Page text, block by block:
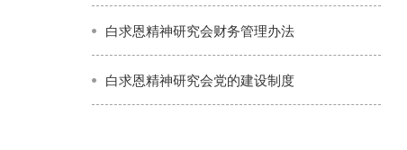
白求恩精神研究会财务管理办法
白求恩精神研究会党的建设制度